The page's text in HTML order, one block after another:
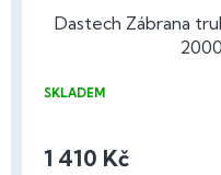
Dastech Zábrana
SKLADEM
1 410 Kč